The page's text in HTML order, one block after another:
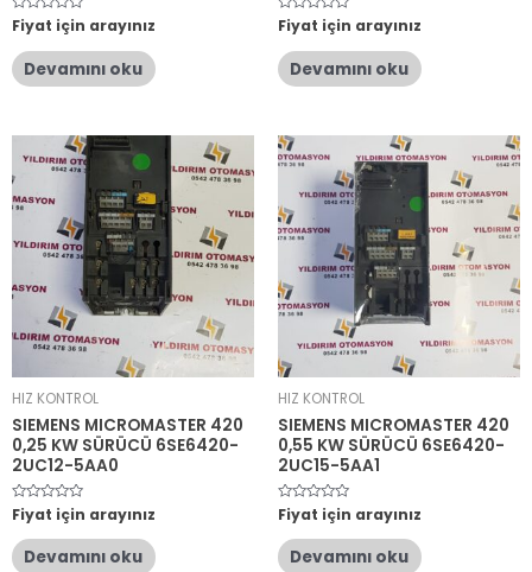
5
üzerinden
oy
aldı
Fiyat için arayınız
Devamını oku
5
üzerinden
oy
aldı
Fiyat için arayınız
Devamını oku
HIZ KONTROL
SIEMENS MICROMASTER 420
0,25 KW SÜRÜCÜ 6SE6420-
2UC12-5AA0
5
üzerinden
oy
aldı
Fiyat için arayınız
Devamını oku
HIZ KONTROL
SIEMENS MICROMASTER 420
0,55 KW SÜRÜCÜ 6SE6420-
2UC15-5AA1
5
üzerinden
oy
aldı
Fiyat için arayınız
Devamını oku